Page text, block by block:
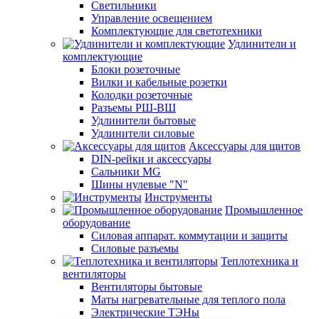
Светильники
Управление освещением
Комплектующие для светотехники
Удлинители и
комплектующие
Блоки розеточные
Вилки и кабельные розетки
Колодки розеточные
Разъемы РШ-ВШ
Удлинители бытовые
Удлинители силовые
Аксессуары для щитов
DIN-рейки и аксессуары
Сальники MG
Шины нулевые "N"
Инструменты
Промышленное
оборудование
Силовая аппарат. коммутации и защиты
Силовые разъемы
Теплотехника и
вентиляторы
Вентиляторы бытовые
Маты нагревательные для теплого пола
Электрические ТЭНы